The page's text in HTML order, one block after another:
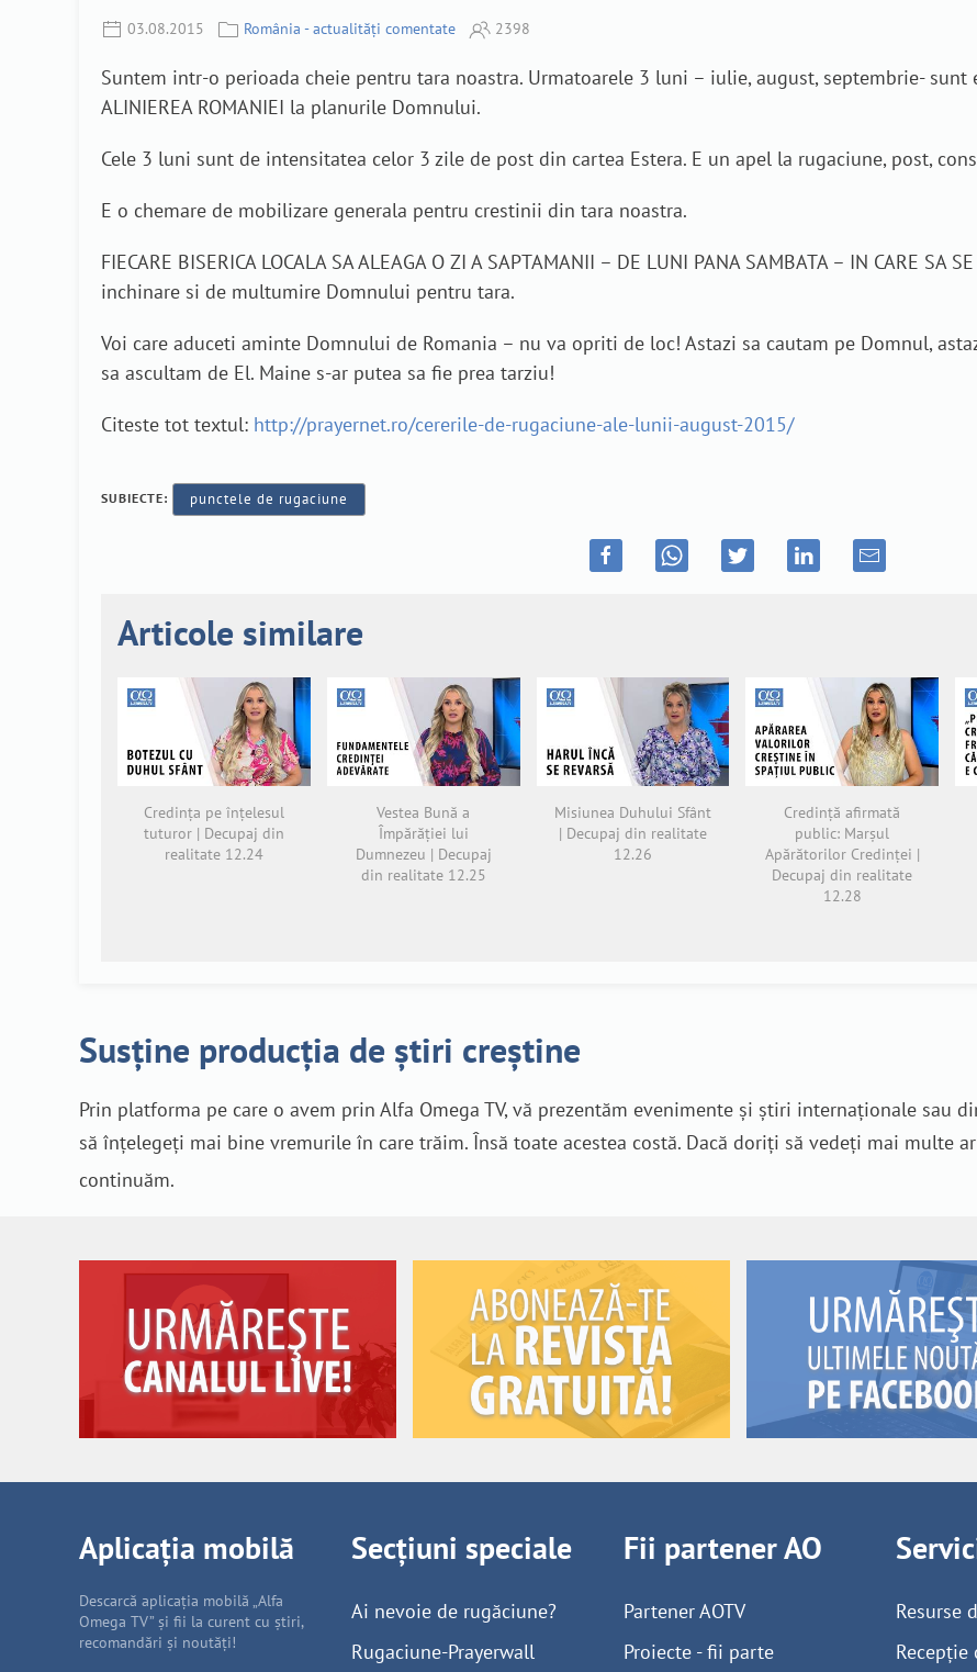
03.08.2015 România - actualități comentate 2398
Suntem intr-o perioada cheie pentru tara noastra. Urmatoarele 3 luni – iulie, august, septembrie- sunt
ALINIEREA ROMANIEI la planurile Domnului.
Cele 3 luni sunt de intensitatea celor 3 zile de post din cartea Estera. E un apel la rugaciune, post,
E o chemare de mobilizare generala pentru crestinii din tara noastra.
FIECARE BISERICA LOCALA SA ALEAGA O ZI A SAPTAMANII – DE LUNI PANA SAMBATA – IN CARE SA
inchinare si de multumire Domnului pentru tara.
Voi care aduceti aminte Domnului de Romania – nu va opriti de loc! Astazi sa cautam pe Domnul,
sa ascultam de El. Maine s-ar putea sa fie prea tarziu!
Citeste tot textul: http://prayernet.ro/cererile-de-rugaciune-ale-lunii-august-2015/
SUBIECTE: punctele de rugaciune
Articole similare
Credința pe înțelesul
tuturor | Decupaj din
realitate 12.24
Vestea Bună a
Împărăției lui
Dumnezeu | Decupaj
din realitate 12.25
Misiunea Duhului Sfânt
| Decupaj din realitate
12.26
Credință afirmată
public: Marșul
Apărătorilor Credinței |
Decupaj din realitate
12.28
Susține producția de știri creștine
Prin platforma pe care o avem prin Alfa Omega TV, vă prezentăm evenimente și știri internaționale sau
să înțelegeți mai bine vremurile în care trăim. Însă toate acestea costă. Dacă doriți să vedeți mai multe
continuăm.
Aplicația mobilă
Descarcă aplicația mobilă „Alfa
Omega TV” și fii la curent cu știri,
recomandări și noutăți!
Secțiuni speciale
Ai nevoie de rugăciune?
Rugaciune-Prayerwall
Fii partener AO
Partener AOTV
Proiecte - fii parte
Resurse
Recepție